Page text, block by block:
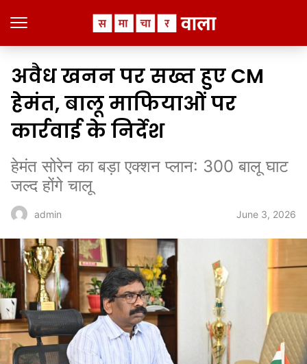
अवैध खनन पर सख्त हुए CM
हेमंत, बालू माफियाओं पर
कार्रवाई के निर्देश
हेमंत सोरेन का बड़ा एक्शन प्लान: 300 बालू घाट
जल्द होंगे चालू
admin June 3, 2026